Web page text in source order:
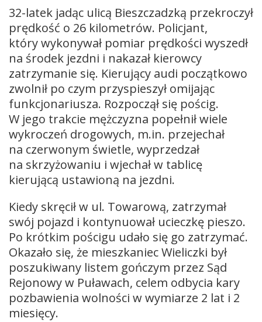
32-latek jadąc ulicą Bieszczadzką przekroczył
prędkość o 26 kilometrów. Policjant,
który wykonywał pomiar prędkości wyszedł
na środek jezdni i nakazał kierowcy
zatrzymanie się. Kierujący audi początkowo
zwolnił po czym przyspieszył omijając
funkcjonariusza. Rozpoczął się pościg.
W jego trakcie mężczyzna popełnił wiele
wykroczeń drogowych, m.in. przejechał
na czerwonym świetle, wyprzedzał
na skrzyżowaniu i wjechał w tablicę
kierującą ustawioną na jezdni.
Kiedy skręcił w ul. Towarową, zatrzymał
swój pojazd i kontynuował ucieczkę pieszo.
Po krótkim pościgu udało się go zatrzymać.
Okazało się, że mieszkaniec Wieliczki był
poszukiwany listem gończym przez Sąd
Rejonowy w Puławach, celem odbycia kary
pozbawienia wolności w wymiarze 2 lat i 2
miesięcy.